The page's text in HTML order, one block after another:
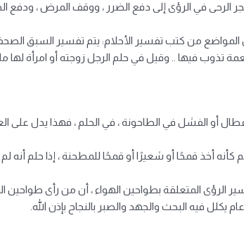
الرحى في الرؤى إلى دفع الضرر ، ووقف المرض ، ودفع
من كتب تفسير الأحلام: يتم تفسير السبق
تذوب فيها .. وقيل في حلم الرجل زوجته أو امرأة لها
أو الفشل في الطاحونة ، في الحلم ، فهذا يدل على
كأنه أخذ قمحًا أو شعيرًا أو قمحًا للمطحنة ، إذا حلم أنه
الرؤى المتعلقة بطواحين الهواء ، أن من رأى طواحين
يكلل فيه البحث والجهد والصبر بالنجاح بإذن الله.